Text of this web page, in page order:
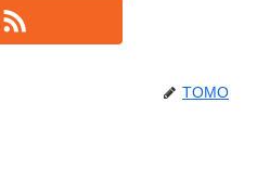
TOMO